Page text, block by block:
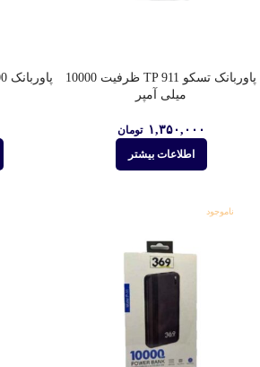
پاوربانک تسکو TP 911 ظرفیت 10000
میلی آمپر
۱,۳۵۰,۰۰۰
تومان
اطلاعات بیشتر
ناموجود